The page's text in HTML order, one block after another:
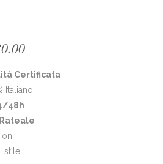
Current
is:
€230.00.
Certificata
Italiano
48h
stile